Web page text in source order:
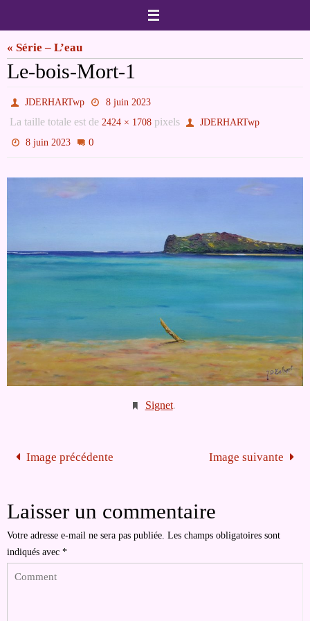
vers
le
contenu
« Série – L’eau
Le-bois-Mort-1
JDERHARTwp 8 juin 2023
La taille totale est de 2424 × 1708 pixels
JDERHARTwp
8 juin 2023
0
Signet.
Image précédente Image suivante
Laisser un commentaire
Votre adresse e-mail ne sera pas publiée. Les champs obligatoires sont
indiqués avec *